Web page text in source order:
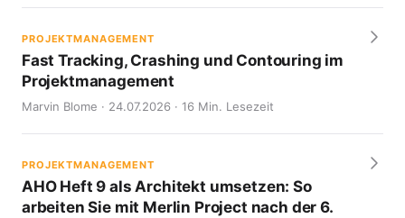
PROJEKTMANAGEMENT
Fast Tracking, Crashing und Contouring im
Projektmanagement
Marvin Blome · 24.07.2026 · 16 Min. Lesezeit
PROJEKTMANAGEMENT
AHO Heft 9 als Architekt umsetzen: So
arbeiten Sie mit Merlin Project nach der 6.